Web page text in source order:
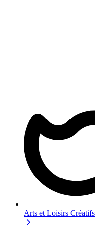
Arts et Loisirs Créatifs